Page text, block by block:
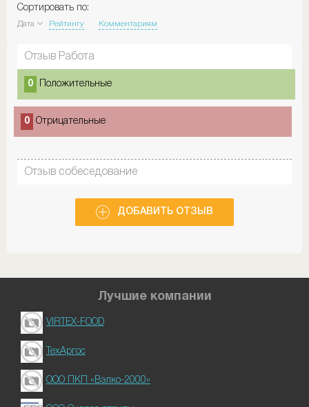
Сортировать по:
Дата Рейтингу Комментариям
Отзыв Работа
0 Положительные
0 Отрицательные
Отзыв собеседование
ДОБАВИТЬ ОТЗЫВ
Лучшие компании
VIRTEX-FOOD
ТехАргос
ООО ПКП «Вэлко-2000»